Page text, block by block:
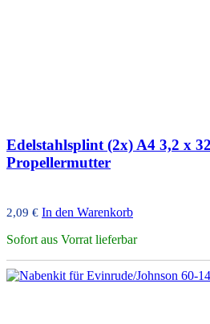
Edelstahlsplint (2x) A4 3,2 x
Propellermutter
2,09 € In den Warenkorb
Sofort aus Vorrat lieferbar